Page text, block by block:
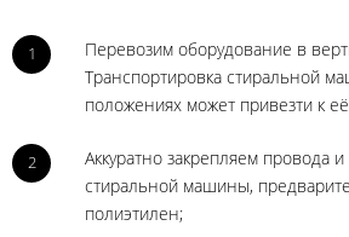
1
Перевозим оборудование в
Транспортировка стиральной
положениях может привезти к
2
Аккуратно закрепляем провода
стиральной машины,
полиэтилен;